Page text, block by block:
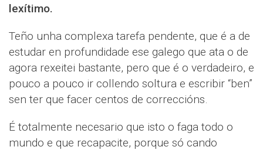
lexítimo.
Teño unha complexa tarefa pendente, que é a de
estudar en profundidade ese galego que ata o de
agora rexeitei bastante, pero que é o verdadeiro, e
pouco a pouco ir collendo soltura e escribir “ben”
sen ter que facer centos de correccións.
É totalmente necesario que isto o faga todo o
mundo e que recapacite, porque só cando